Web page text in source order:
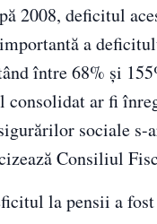
2008, deficitul
a
între 68% şi
consolidat ar fi
sociale s-
Consiliul
la pensii a fost